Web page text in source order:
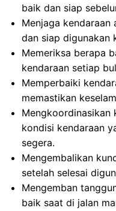
baik dan siap
Menjaga
dan siap digunakan
Memeriksa berapa
kendaraan setiap
Memperbaiki
memastikan
Mengkoordinasikan
kondisi kendaraan
segera.
Mengembalikan
setelah selesai
Mengemban
baik saat di jalan